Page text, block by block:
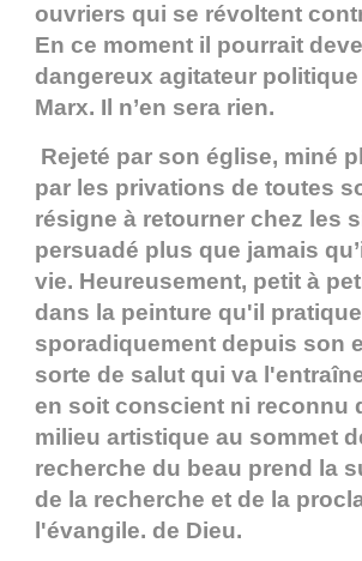
ouvriers qui se révoltent
En ce moment il pourrait
dangereux agitateur
Marx. Il n’en sera rien.
Rejeté par son église, miné
par les privations de toutes
résigne à retourner chez les
persuadé plus que jamais
vie. Heureusement, petit à
dans la peinture qu'il pratique
sporadiquement depuis son
sorte de salut qui va
en soit conscient ni reconnu
milieu artistique au sommet
recherche du beau prend la
de la recherche et de la
l'évangile. de Dieu.